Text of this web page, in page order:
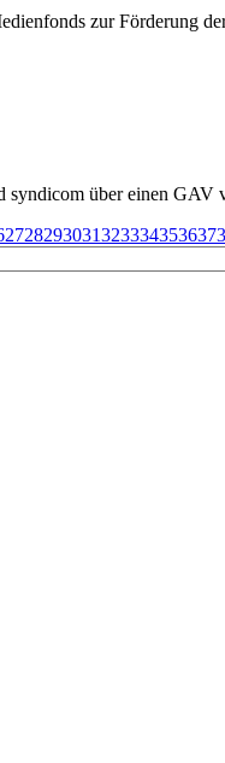
zur Förderung
über einen GAV
2728293031323334353637